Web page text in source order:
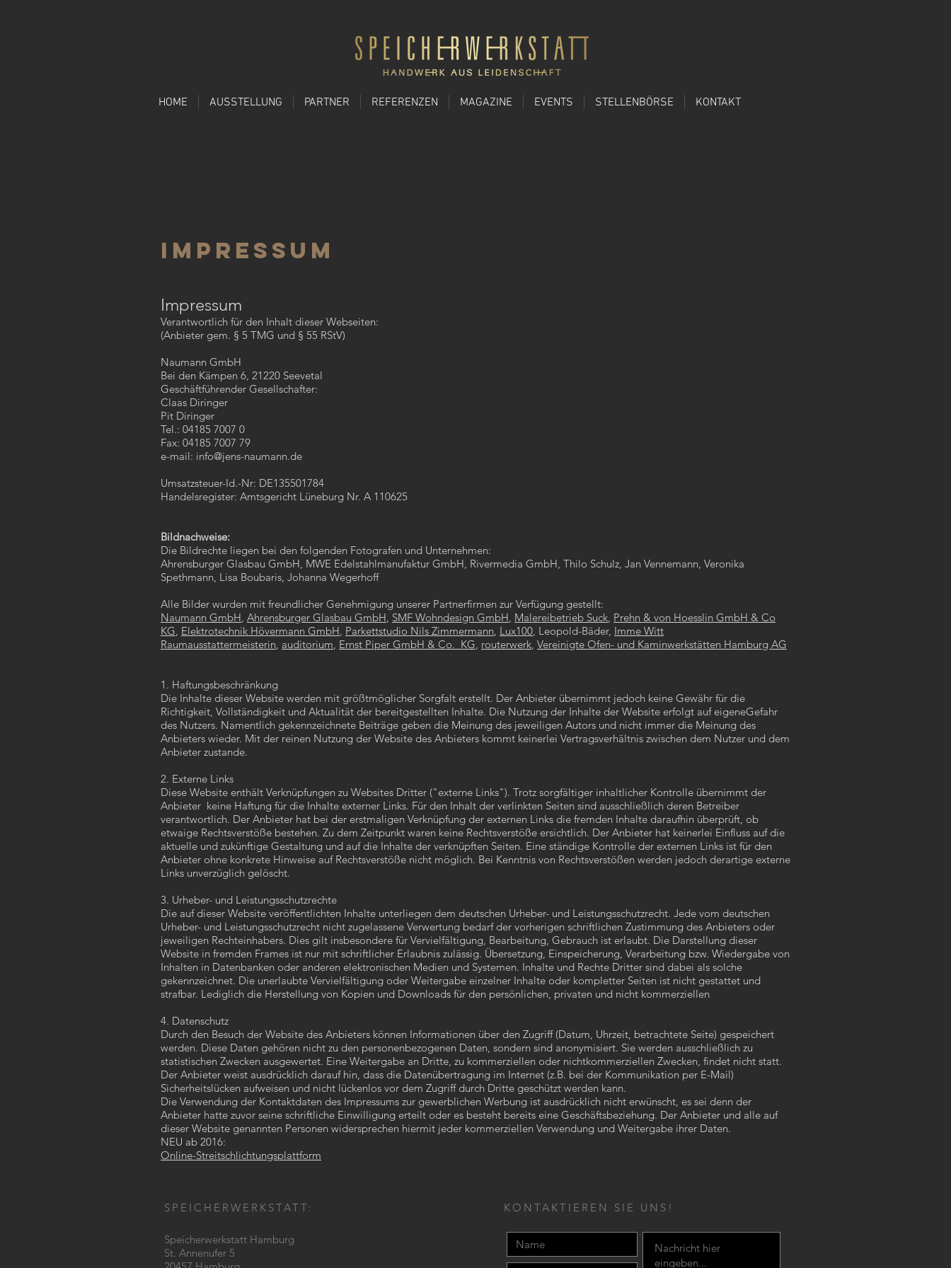
HOME AUSSTELLUNG PARTNER REFERENZEN MAGAZINE EVENTS STELLENBÖRSE KONTAKT
Impressum
Impressum
Verantwortlich für den Inhalt dieser Webseiten:
(Anbieter gem. § 5 TMG und § 55 RStV)
Naumann GmbH
Bei den Kämpen 6, 21220 Seevetal
Geschäftführender Gesellschafter:
Claas Diringer
Pit Diringer
Tel.: 04185 7007 0
Fax: 04185 7007 79
e-mail: info@jens-naumann.de
Umsatzsteuer-Id.-Nr: DE135501784
Handelsregister: Amtsgericht Lüneburg Nr. A 110625
Bildnachweise:
Die Bildrechte liegen bei den folgenden Fotografen und Unternehmen:
Ahrensburger Glasbau GmbH, MWE Edelstahlmanufaktur GmbH, Rivermedia GmbH, Thilo Schulz, Jan Vennemann, Veronika
Spethmann, Lisa Boubaris, Johanna Wegerhoff
Alle Bilder wurden mit freundlicher Genehmigung unserer Partnerfirmen zur Verfügung gestellt:
Naumann GmbH, Ahrensburger Glasbau GmbH, SMF Wohndesign GmbH, Malereibetrieb Suck, Prehn & von Hoesslin GmbH & Co
KG, Elektrotechnik Hövermann GmbH, Parkettstudio Nils Zimmermann, Lux100, Leopold-Bäder, Imme Witt
Raumausstattermeisterin, auditorium, Ernst Piper GmbH & Co. KG, routerwerk, Vereinigte Ofen- und Kaminwerkstätten Hamburg AG
1. Haftungsbeschränkung
Die Inhalte dieser Website werden mit größtmöglicher Sorgfalt erstellt. Der Anbieter übernimmt jedoch keine Gewähr für die
Richtigkeit, Vollständigkeit und Aktualität der bereitgestellten Inhalte. Die Nutzung der Inhalte der Website erfolgt auf eigeneGefahr
des Nutzers. Namentlich gekennzeichnete Beiträge geben die Meinung des jeweiligen Autors und nicht immer die Meinung des
Anbieters wieder. Mit der reinen Nutzung der Website des Anbieters kommt keinerlei Vertragsverhältnis zwischen dem Nutzer und dem
Anbieter zustande.
2. Externe Links
Diese Website enthält Verknüpfungen zu Websites Dritter ("externe Links"). Trotz sorgfältiger inhaltlicher Kontrolle übernimmt der
Anbieter keine Haftung für die Inhalte externer Links. Für den Inhalt der verlinkten Seiten sind ausschließlich deren Betreiber
verantwortlich. Der Anbieter hat bei der erstmaligen Verknüpfung der externen Links die fremden Inhalte daraufhin überprüft, ob
etwaige Rechtsverstöße bestehen. Zu dem Zeitpunkt waren keine Rechtsverstöße ersichtlich. Der Anbieter hat keinerlei Einfluss auf die
aktuelle und zukünftige Gestaltung und auf die Inhalte der verknüpften Seiten. Eine ständige Kontrolle der externen Links ist für den
Anbieter ohne konkrete Hinweise auf Rechtsverstöße nicht möglich. Bei Kenntnis von Rechtsverstößen werden jedoch derartige externe
Links unverzüglich gelöscht.
3. Urheber- und Leistungsschutzrechte
Die auf dieser Website veröffentlichten Inhalte unterliegen dem deutschen Urheber- und Leistungsschutzrecht. Jede vom deutschen
Urheber- und Leistungsschutzrecht nicht zugelassene Verwertung bedarf der vorherigen schriftlichen Zustimmung des Anbieters oder
jeweiligen Rechteinhabers. Dies gilt insbesondere für Vervielfältigung, Bearbeitung, Gebrauch ist erlaubt. Die Darstellung dieser
Website in fremden Frames ist nur mit schriftlicher Erlaubnis zulässig. Übersetzung, Einspeicherung, Verarbeitung bzw. Wiedergabe von
Inhalten in Datenbanken oder anderen elektronischen Medien und Systemen. Inhalte und Rechte Dritter sind dabei als solche
gekennzeichnet. Die unerlaubte Vervielfältigung oder Weitergabe einzelner Inhalte oder kompletter Seiten ist nicht gestattet und
strafbar. Lediglich die Herstellung von Kopien und Downloads für den persönlichen, privaten und nicht kommerziellen
4. Datenschutz
Durch den Besuch der Website des Anbieters können Informationen über den Zugriff (Datum, Uhrzeit, betrachtete Seite) gespeichert
werden. Diese Daten gehören nicht zu den personenbezogenen Daten, sondern sind anonymisiert. Sie werden ausschließlich zu
statistischen Zwecken ausgewertet. Eine Weitergabe an Dritte, zu kommerziellen oder nichtkommerziellen Zwecken, findet nicht statt.
Der Anbieter weist ausdrücklich darauf hin, dass die Datenübertragung im Internet (z.B. bei der Kommunikation per E-Mail)
Sicherheitslücken aufweisen und nicht lückenlos vor dem Zugriff durch Dritte geschützt werden kann.
Die Verwendung der Kontaktdaten des Impressums zur gewerblichen Werbung ist ausdrücklich nicht erwünscht, es sei denn der
Anbieter hatte zuvor seine schriftliche Einwilligung erteilt oder es besteht bereits eine Geschäftsbeziehung. Der Anbieter und alle auf
dieser Website genannten Personen widersprechen hiermit jeder kommerziellen Verwendung und Weitergabe ihrer Daten.
NEU ab 2016:
Online-Streitschlichtungsplattform
SPEICHERWERKSTATT:
Speicherwerkstatt Hamburg
St. Annenufer 5
KONTAKTIEREN SIE UNS!